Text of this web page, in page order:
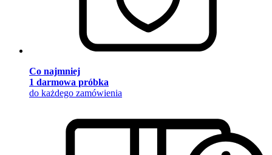
Co najmniej
1 darmowa próbka
do każdego zamówienia